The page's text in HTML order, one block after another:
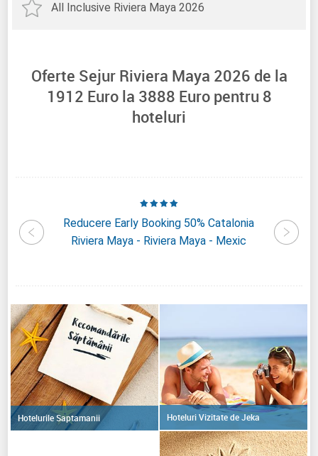
All Inclusive Riviera Maya 2026
Oferte Sejur Riviera Maya 2026 de la
1912 Euro la 3888 Euro pentru 8
hoteluri
-
Reducere Early Booking 50% Catalonia
Riviera Maya - Riviera Maya - Mexic
Hotelurile Saptamanii Hoteluri Vizitate de Jeka